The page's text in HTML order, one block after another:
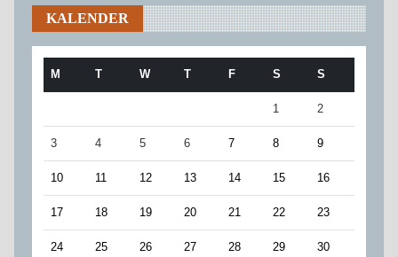
KALENDER
M T W T F S S
1 2
3 4 5 6 7 8 9
10 11 12 13 14 15 16
17 18 19 20 21 22 23
24 25 26 27 28 29 30